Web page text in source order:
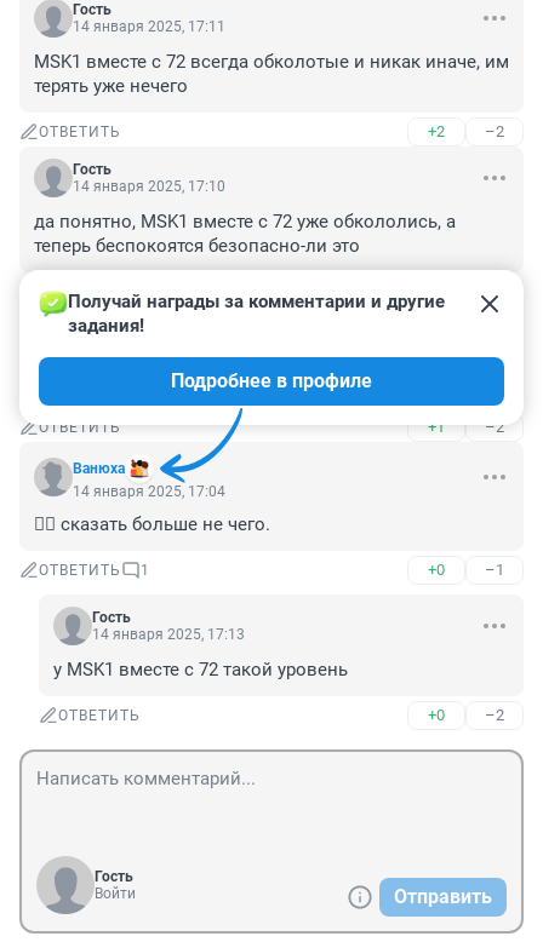
Гость
14 января 2025, 17:11
MSK1 вместе с 72 всегда обколотые и никак иначе, им
терять уже нечего
ОТВЕТИТЬ +2 –2
Гость
14 января 2025, 17:10
да понятно, MSK1 вместе с 72 уже обкололись, а
теперь беспокоятся безопасно-ли это
ОТВЕТИТЬ –3
Гость
Галиев рекламирует
ОТВЕТИТЬ +1 –2
Вaнюхa
Получай награды за комментарии и другие
задания!
Подробнее в профиле
14 января 2025, 17:04
🤦‍♂️ сказать больше не чего.
ОТВЕТИТЬ 1 +0 –1
Гость
14 января 2025, 17:13
у MSK1 вместе с 72 такой уровень
ОТВЕТИТЬ +0 –2
Гость
Войти
Отправить